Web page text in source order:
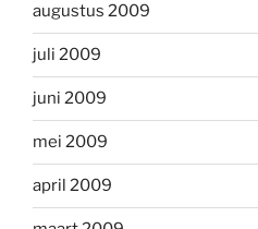
augustus 2009
juli 2009
juni 2009
mei 2009
april 2009